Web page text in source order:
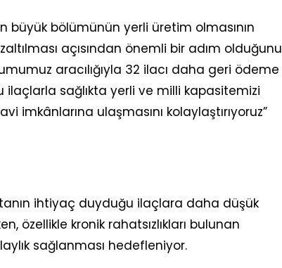
büyük bölümünün yerli üretim olmasının
açısından önemli bir adım olduğunu
aracılığıyla 32 ilacı daha geri ödeme
ilaçlarla sağlıkta yerli ve milli kapasitemizi
imkânlarına ulaşmasını kolaylaştırıyoruz”
ihtiyaç duyduğu ilaçlara daha düşük
özellikle kronik rahatsızlıkları bulunan
sağlanması hedefleniyor.